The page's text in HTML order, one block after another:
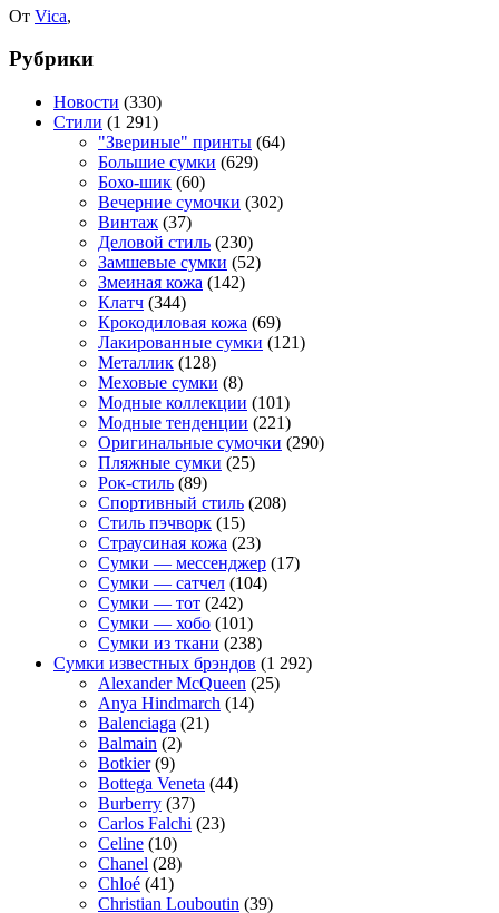
От Vica,
Рубрики
Новости (330)
Стили (1 291)
"Звериные" принты (64)
Большие сумки (629)
Бохо-шик (60)
Вечерние сумочки (302)
Винтаж (37)
Деловой стиль (230)
Замшевые сумки (52)
Змеиная кожа (142)
Клатч (344)
Крокодиловая кожа (69)
Лакированные сумки (121)
Металлик (128)
Меховые сумки (8)
Модные коллекции (101)
Модные тенденции (221)
Оригинальные сумочки (290)
Пляжные сумки (25)
Рок-стиль (89)
Спортивный стиль (208)
Стиль пэчворк (15)
Страусиная кожа (23)
Сумки — мессенджер (17)
Сумки — сатчел (104)
Сумки — тот (242)
Сумки — хобо (101)
Сумки из ткани (238)
Сумки известных брэндов (1 292)
Alexander McQueen (25)
Anya Hindmarch (14)
Balenciaga (21)
Balmain (2)
Botkier(9)
Bottega Veneta (44)
Burberry (37)
Carlos Falchi (23)
Celine (10)
Chanel (28)
Chloé (41)
Christian Louboutin (39)